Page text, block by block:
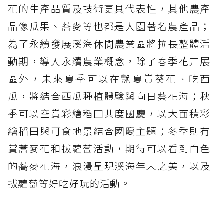
花的生產品質及技術更具代表性，其他農產
品像瓜果、蕎麥等也都是大園著名農產品；
為了永續發展溪海休閒農業區將拉長整體活
動期，導入永續農業概念，除了春季花卉展
區外，未來夏季可以在艷夏賞葵花、吃西
瓜，將結合西瓜種植體驗與向日葵花海；秋
季可以空賞彩繪稻田共度國慶，以大面積彩
繪稻田與可食地景結合國慶主題；冬季則有
賞蕎麥花和拔蘿蔔活動，期待可以看到白色
的蕎麥花海，浪漫呈現溪海年末之美，以及
拔蘿蔔等好吃好玩的活動。